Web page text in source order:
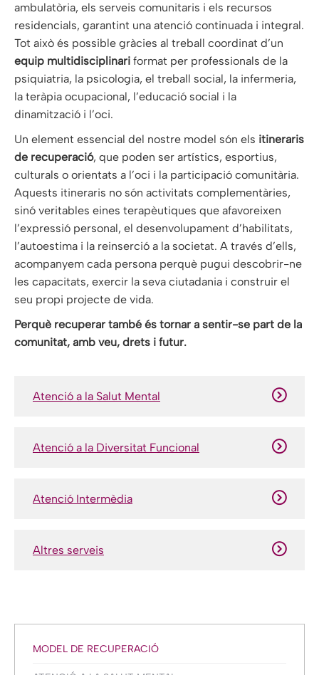
ambulatòria, els serveis comunitaris i els recursos
residencials, garantint una atenció continuada i integral.
Tot això és possible gràcies al treball coordinat d’un
equip multidisciplinari format per professionals de la
psiquiatria, la psicologia, el treball social, la infermeria,
la teràpia ocupacional, l’educació social i la
dinamització i l’oci.
Un element essencial del nostre model són els itineraris
de recuperació, que poden ser artístics, esportius,
culturals o orientats a l’oci i la participació comunitària.
Aquests itineraris no són activitats complementàries,
sinó veritables eines terapèutiques que afavoreixen
l’expressió personal, el desenvolupament d’habilitats,
l’autoestima i la reinserció a la societat. A través d’ells,
acompanyem cada persona perquè pugui descobrir-ne
les capacitats, exercir la seva ciutadania i construir el
seu propi projecte de vida.
Perquè recuperar també és tornar a sentir-se part de la
comunitat, amb veu, drets i futur.
Atenció a la Salut Mental
Atenció a la Diversitat Funcional
Atenció Intermèdia
Altres serveis
MODEL DE RECUPERACIÓ